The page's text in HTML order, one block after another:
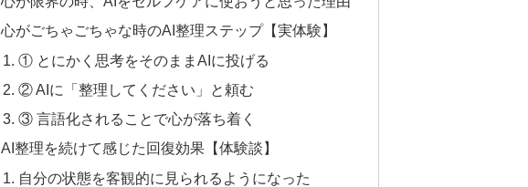
心がごちゃごちゃな時のAI整理ステップ【実体験】
① とにかく思考をそのままAIに投げる
② AIに「整理してください」と頼む
③ 言語化されることで心が落ち着く
AI整理を続けて感じた回復効果【体験談】
自分の状態を客観的に見られるようになった